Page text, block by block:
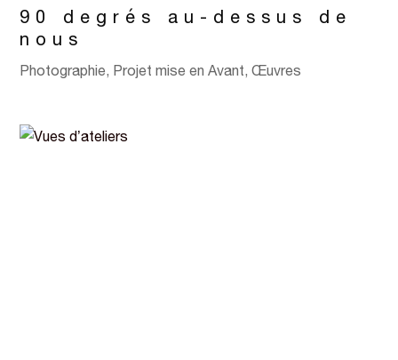
90 degrés au-dessus de
nous
Photographie, Projet mise en Avant,Œuvres